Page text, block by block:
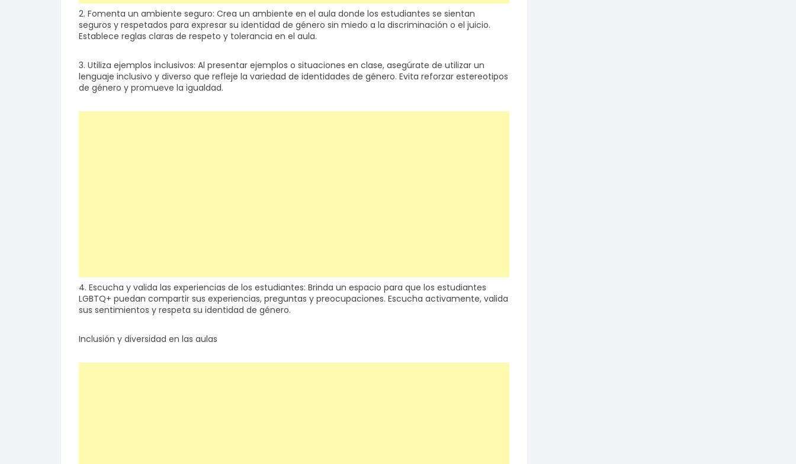
2. Fomenta un ambiente seguro: Crea un ambiente en el aula donde los estudiantes se sientan
seguros y respetados para expresar su identidad de género sin miedo a la discriminación o el juicio.
Establece reglas claras de respeto y tolerancia en el aula.
3. Utiliza ejemplos inclusivos: Al presentar ejemplos o situaciones en clase, asegúrate de utilizar un
lenguaje inclusivo y diverso que refleje la variedad de identidades de género. Evita reforzar estereotipos
de género y promueve la igualdad.
4. Escucha y valida las experiencias de los estudiantes: Brinda un espacio para que los estudiantes
LGBTQ+ puedan compartir sus experiencias, preguntas y preocupaciones. Escucha activamente, valida
sus sentimientos y respeta su identidad de género.
Inclusión y diversidad en las aulas